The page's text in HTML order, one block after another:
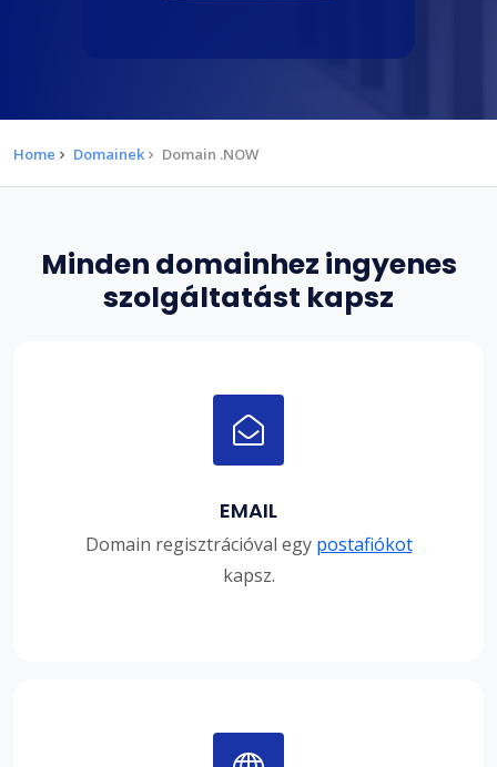
Home Domainek Domain .NOW
Minden domainhez ingyenes
szolgáltatást kapsz
EMAIL
Domain regisztrációval egy postafiókot
kapsz.